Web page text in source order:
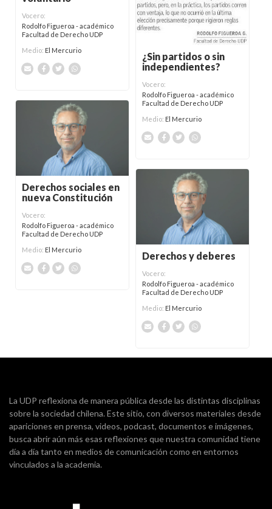
Vocero:
Rodolfo Figueroa - académico
Facultad de Derecho UDP
Medio: El Mercurio
¿Sin partidos o sin
independientes?
Vocero:
Rodolfo Figueroa - académico
Facultad de Derecho UDP
Medio: El Mercurio
Derechos sociales en
nueva Constitución
Vocero:
Rodolfo Figueroa - académico
Facultad de Derecho UDP
Medio: El Mercurio
Derechos y deberes
Vocero:
Rodolfo Figueroa - académico
Facultad de Derecho UDP
Medio: El Mercurio
La UDP reflexiona de manera pública desde las distintas disciplinas
sobre la sociedad chilena. Este sitio, con diversos materiales desde
apariciones en prensa, videos, podcast, documentos e imágenes,
busca abrir aún más esas reflexiones que nuestra comunidad tiene
día a día tanto en medios de comunicación como en entornos
vinculados a la academia.